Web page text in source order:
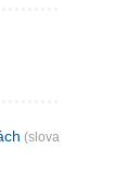
(slovakisk)